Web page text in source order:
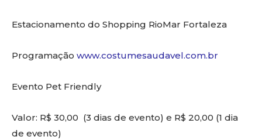
Estacionamento do Shopping RioMar Fortaleza
Programação www.costumesaudavel.com.br
Evento Pet Friendly
Valor: R$ 30,00 (3 dias de evento) e R$ 20,00 (1 dia
de evento)